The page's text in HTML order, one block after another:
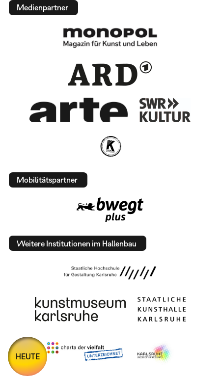
Medienpartner
Mobilitätspartner
Weitere Institutionen im Hallenbau
HEUTE